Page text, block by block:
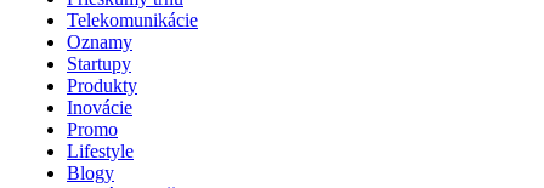
Telekomunikácie
Oznamy
Startupy
Produkty
Inovácie
Promo
Lifestyle
Blogy